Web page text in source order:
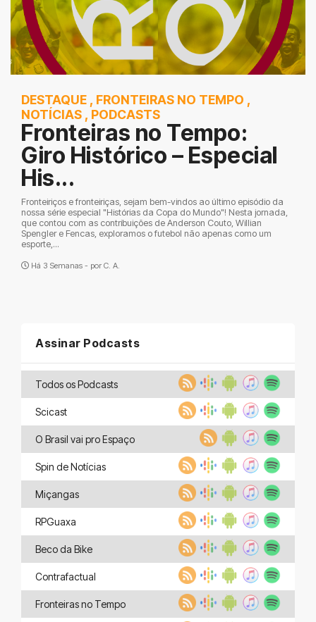
DESTAQUE , FRONTEIRAS NO TEMPO ,
NOTÍCIAS , PODCASTS
Fronteiras no Tempo:
Giro Histórico – Especial
His...
Fronteiriços e fronteiriças, sejam bem-vindos ao último episódio da
nossa série especial "Histórias da Copa do Mundo"! Nesta jornada,
que contou com as contribuições de Anderson Couto, Willian
Spengler e Fencas, exploramos o futebol não apenas como um
esporte,...
Há 3 Semanas - por C. A.
Assinar Podcasts
Todos os Podcasts
Scicast
O Brasil vai pro Espaço
Spin de Notícias
Miçangas
RPGuaxa
Beco da Bike
Contrafactual
Fronteiras no Tempo